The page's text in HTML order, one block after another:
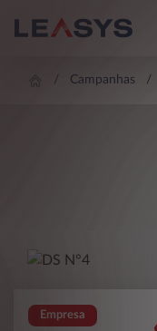
Campanhas
Empresa